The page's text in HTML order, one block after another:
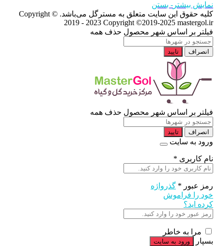
نمایش بیشتر - بستن
کلیه حقوق این سایت متعلق به مسترگل می‌باشد. Copyright ©
2019 - 2023 Copyright ©2019-2025 mastergol.ir
فیلتر بر اساس شهر محصول حذف همه
انصراف تایید
فیلتر بر اساس شهر محصول حذف همه
انصراف تایید
ورود به سایت
نام کاربری *
رمز عبور * گذرواژه
خود را فراموش
کرده اید؟
مرا به خاطر
بسپار